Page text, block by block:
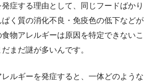
症する理由として、同じフードばかり
く質の消化不良・免疫色の低下などが
物アレルギーは原因を特定できないこ
まだ謎が多いんです。
ルギーを発症すると、一体どのような